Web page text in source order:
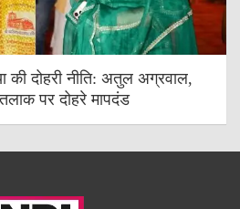
की दोहरी नीति: अतुल अग्रवाल,
पर दोहरे मापदंड